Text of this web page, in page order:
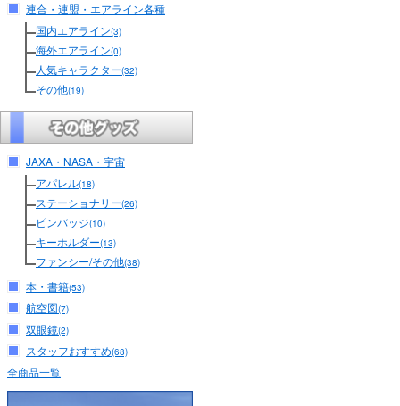
連合・連盟・エアライン各種
国内エアライン(3)
海外エアライン(0)
人気キャラクター(32)
その他(19)
JAXA・NASA・宇宙
アパレル(18)
ステーショナリー(26)
ピンバッジ(10)
キーホルダー(13)
ファンシー/その他(38)
本・書籍(53)
航空図(7)
双眼鏡(2)
スタッフおすすめ(68)
全商品一覧